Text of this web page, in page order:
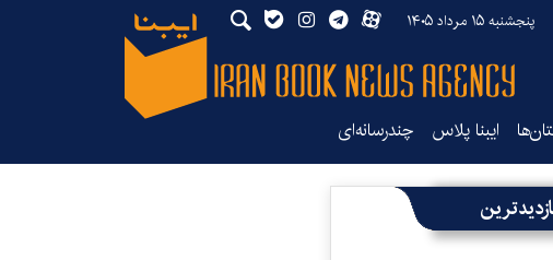
پنجشنبه ۱۵ مرداد ۱۴۰۵
ایبنا پلاس چندرسانه‌ای